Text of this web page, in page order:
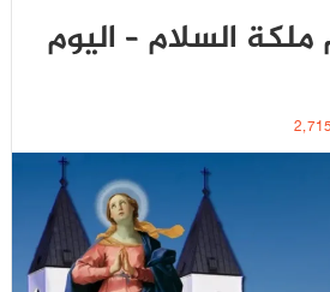
السلام – اليوم
2٬715